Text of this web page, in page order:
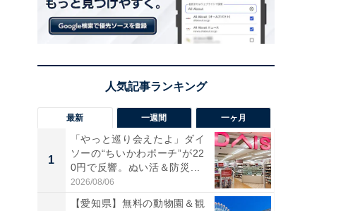
最新 一週間 一ヶ月
1
「やっと巡り会えたよ」ダイ
ソーの“ちいかわポーチ”が22
0円で反響。ぬい活＆防災...
2026/08/06
【愛知県】無料の動物園＆観